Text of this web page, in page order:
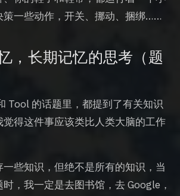
策一些动作，开关、挪动、捆绑……
，长期记忆的思考（题
Tool 的话题里，都提到了有关知识
觉得这件事应该类比人类大脑的工作
些知识，但绝不是所有的知识，当
，我一定是去图书馆，去 Google，